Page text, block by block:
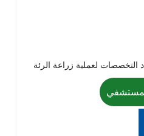
لعملية زراعة الرئة